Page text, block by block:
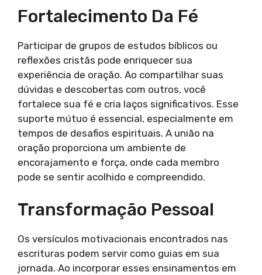
Fortalecimento Da Fé
Participar de grupos de estudos bíblicos ou
reflexões cristãs pode enriquecer sua
experiência de oração. Ao compartilhar suas
dúvidas e descobertas com outros, você
fortalece sua fé e cria laços significativos. Esse
suporte mútuo é essencial, especialmente em
tempos de desafios espirituais. A união na
oração proporciona um ambiente de
encorajamento e força, onde cada membro
pode se sentir acolhido e compreendido.
Transformação Pessoal
Os versículos motivacionais encontrados nas
escrituras podem servir como guias em sua
jornada. Ao incorporar esses ensinamentos em